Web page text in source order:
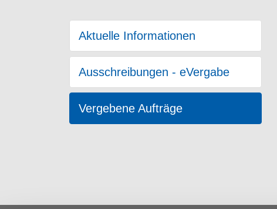
Aktuelle Informationen
Ausschreibungen - eVergabe
Vergebene Aufträge